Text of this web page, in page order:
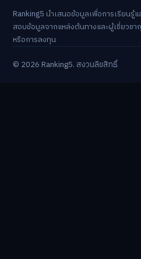
Ranking5 นำเสนอข้อมูลเพื่อการเรียนรู้
สอบข้อมูลจากแหล่งต้นทางและผู้เชี่ยวช
หรือการลงทุน
© 2026 Ranking5. สงวนลิขสิทธิ์